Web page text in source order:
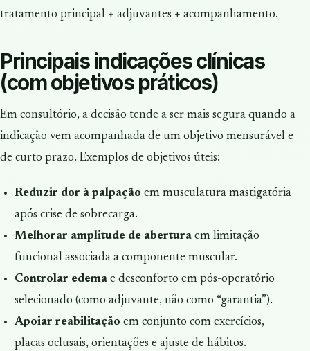
tratamento principal + adjuvantes + acompanhamento.
Principais indicações clínicas
(com objetivos práticos)
Em consultório, a decisão tende a ser mais segura quando a
indicação vem acompanhada de um objetivo mensurável e
de curto prazo. Exemplos de objetivos úteis:
Reduzir dor à palpação em musculatura mastigatória
após crise de sobrecarga.
Melhorar amplitude de aberturaem limitação
funcional associada a componente muscular.
Controlar edemae desconforto em pós-operatório
selecionado (como adjuvante, não como “garantia”).
Apoiar reabilitação em conjunto com exercícios,
placas oclusais, orientações e ajuste de hábitos.